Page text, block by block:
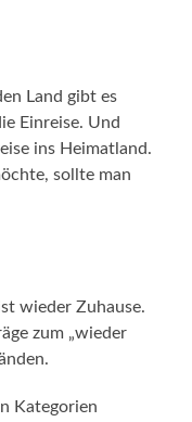
Land gibt es
Einreise. Und
ins Heimatland.
sollte man
wieder Zuhause.
zum „wieder
Kategorien